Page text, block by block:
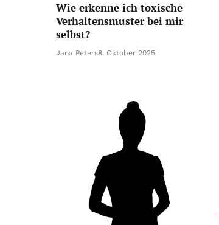
Wie erkenne ich toxische
Verhaltensmuster bei mir
selbst?
Jana Peters8. Oktober 2025